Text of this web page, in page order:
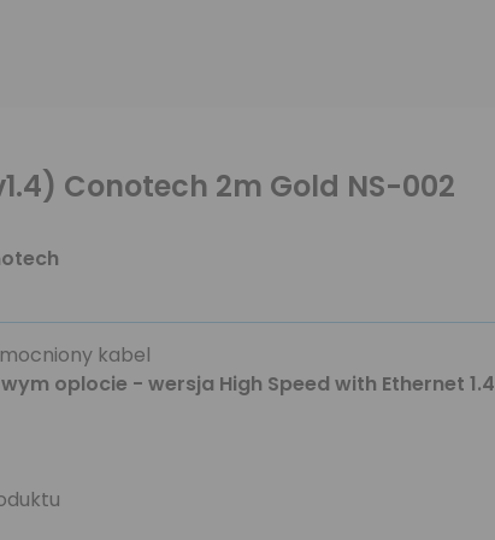
Conotech 2m Gold NS-002
kabel
oplocie - wersja High Speed with Ethernet 1.4